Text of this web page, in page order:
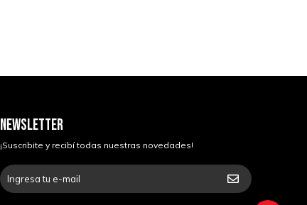
NEWSLETTER
¡Suscribite y recibí todas nuestras novedades!